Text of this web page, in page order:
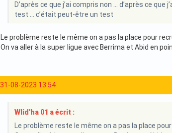
D’après ce que j’ai compris non … d’après ce
test … c’était peut-être un test
Le problème reste le même on a pas la place pour
On va aller à la super ligue avec Berrima et Abid en
31-08-2023 13:54
Wlid'ha 01 a écrit :
Le problème reste le même on a pas la place